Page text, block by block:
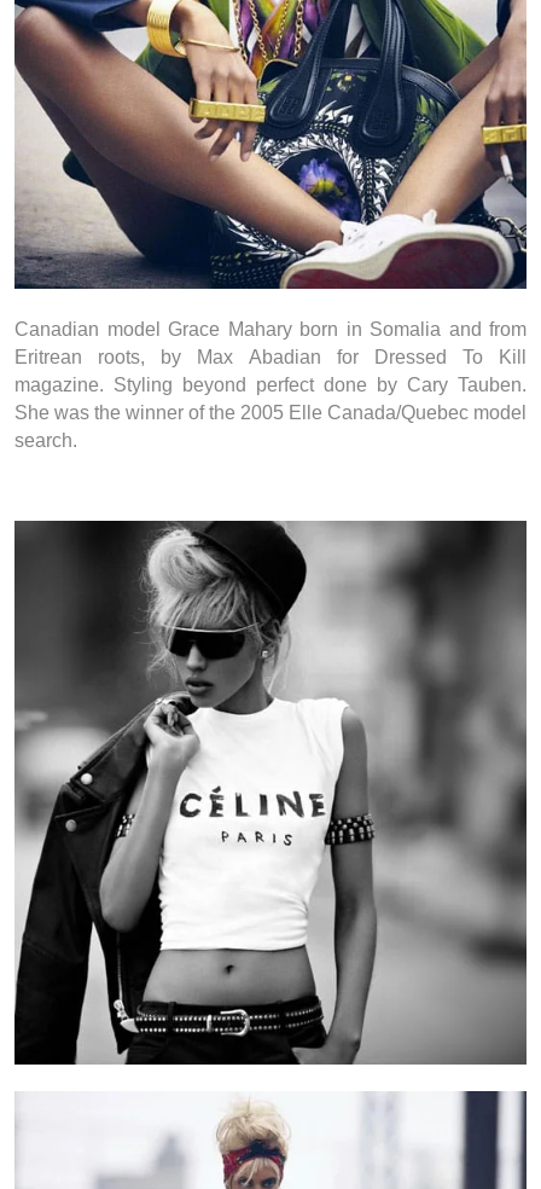
Canadian model Grace Mahary born in Somalia and from
Eritrean roots, by Max Abadian for Dressed To Kill
magazine. Styling beyond perfect done by Cary Tauben.
She was the winner of the 2005 Elle Canada/Quebec model
search.